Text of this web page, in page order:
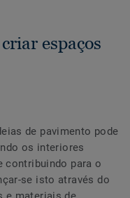
espaços
de pavimento pode
os interiores
contribuindo para o
se isto através do